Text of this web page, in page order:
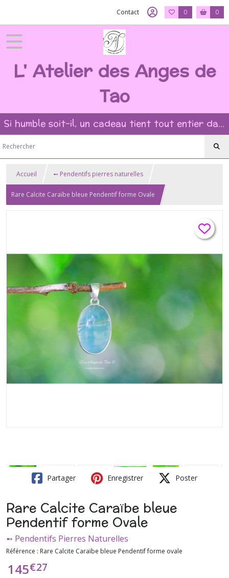
Contact 0 0
L' Atelier des Anges de
Tao
Si humble soit-il, un cadeau tient tout entier dans l'intention et la beauté du geste ?
Accueil ➻ Pendentifs pierres naturelles
Rare Calcite Caraïbe bleue Pendentif forme Ovale
Partager Enregistrer Poster
Rare Calcite Caraïbe bleue
Pendentif forme Ovale
➻ Pendentifs Pierres Naturelles
Référence : Rare Calcite Caraïbe bleue Pendentif forme ovale
145€27